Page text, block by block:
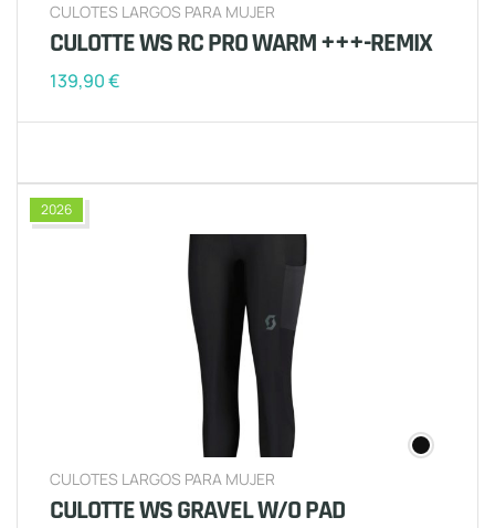
CULOTES LARGOS PARA MUJER
CULOTTE WS RC PRO WARM +++-REMIX
139,90€
2026
CULOTES LARGOS PARA MUJER
CULOTTE WS GRAVEL W/O PAD